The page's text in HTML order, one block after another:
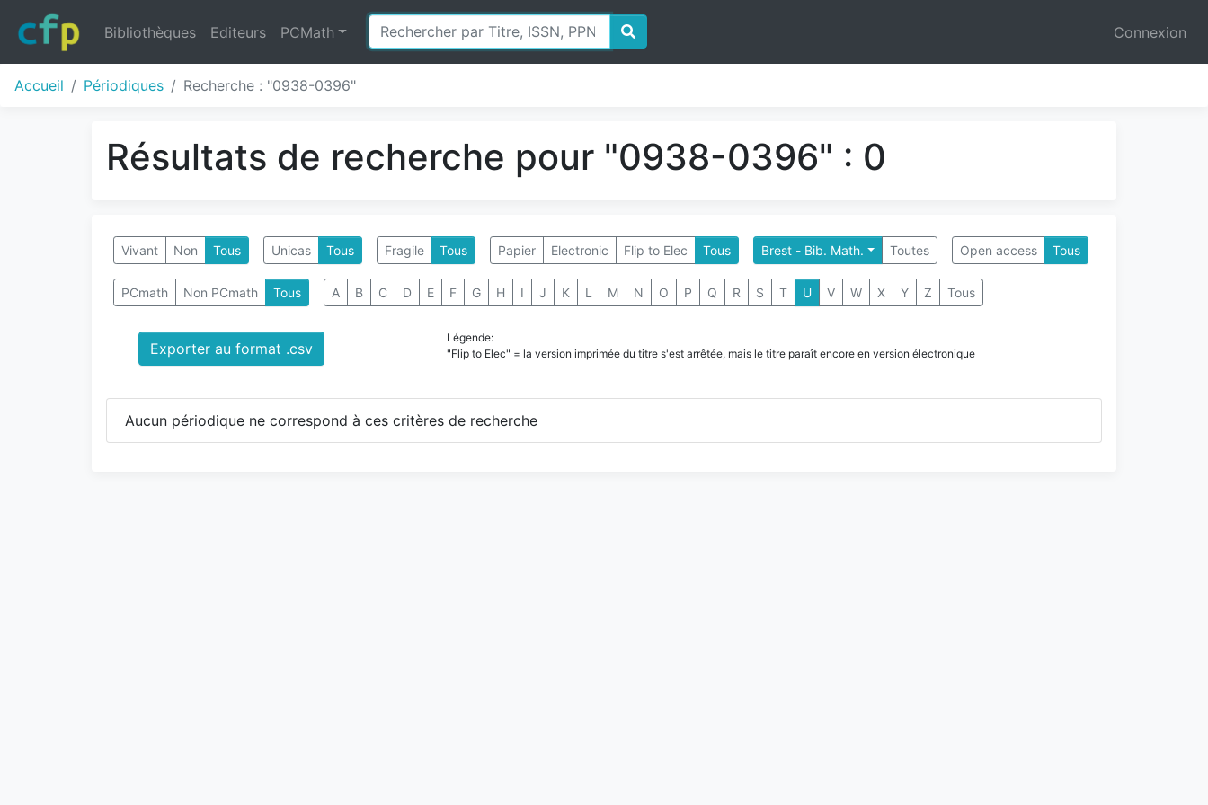
Bibliothèques Editeurs PCMath Connexion
Accueil Périodiques Recherche : "0938-0396"
Résultats de recherche pour "0938-0396" : 0
Vivant Non Tous Unicas Tous Fragile Tous Papier Electronic Flip to Elec Tous Brest - Bib. Math. Toutes Open access Tous
PCmath Non PCmath Tous A B C D E F G H I J K L M N O P Q R S T U V W X Y Z Tous
Exporter au format .csv
Légende:
"Flip to Elec" = la version imprimée du titre s'est arrêtée, mais le titre paraît encore en version électronique
Aucun périodique ne correspond à ces critères de recherche